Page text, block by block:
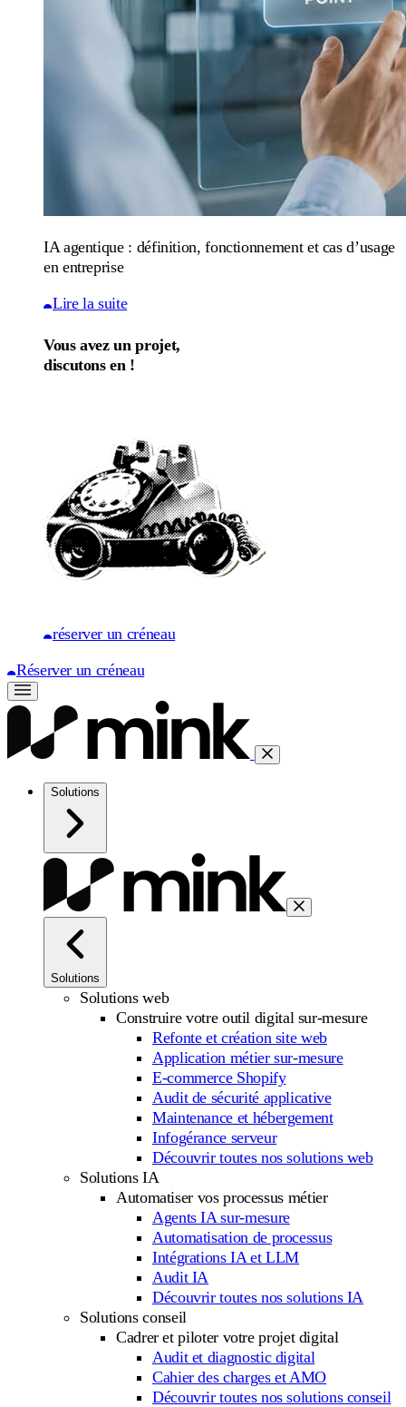
IA agentique : définition, fonctionnement et cas d’usage
en entreprise
Lire la suite
Vous avez un projet,
discutons en !
réserver un créneau
Réserver un créneau
Solutions
Solutions
Solutions web
Construire votre outil digital sur-mesure
Refonte et création site web
Application métier sur-mesure
E-commerce Shopify
Audit de sécurité applicative
Maintenance et hébergement
Infogérance serveur
Découvrir toutes nos solutions web
Solutions IA
Automatiser vos processus métier
Agents IA sur-mesure
Automatisation de processus
Intégrations IA et LLM
Audit IA
Découvrir toutes nos solutions IA
Solutions conseil
Cadrer et piloter votre projet digital
Audit et diagnostic digital
Cahier des charges et AMO
Découvrir toutes nos solutions conseil